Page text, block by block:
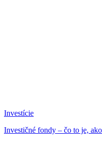
Investície
Investičné fondy – čo to je,